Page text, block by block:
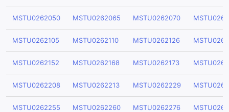
MSTU0262050 MSTU0262065 MSTU0262070
MSTU0262105 MSTU0262110 MSTU0262126
MSTU0262152 MSTU0262168 MSTU0262173
MSTU0262208 MSTU0262213 MSTU0262229
MSTU0262255 MSTU0262260 MSTU0262276